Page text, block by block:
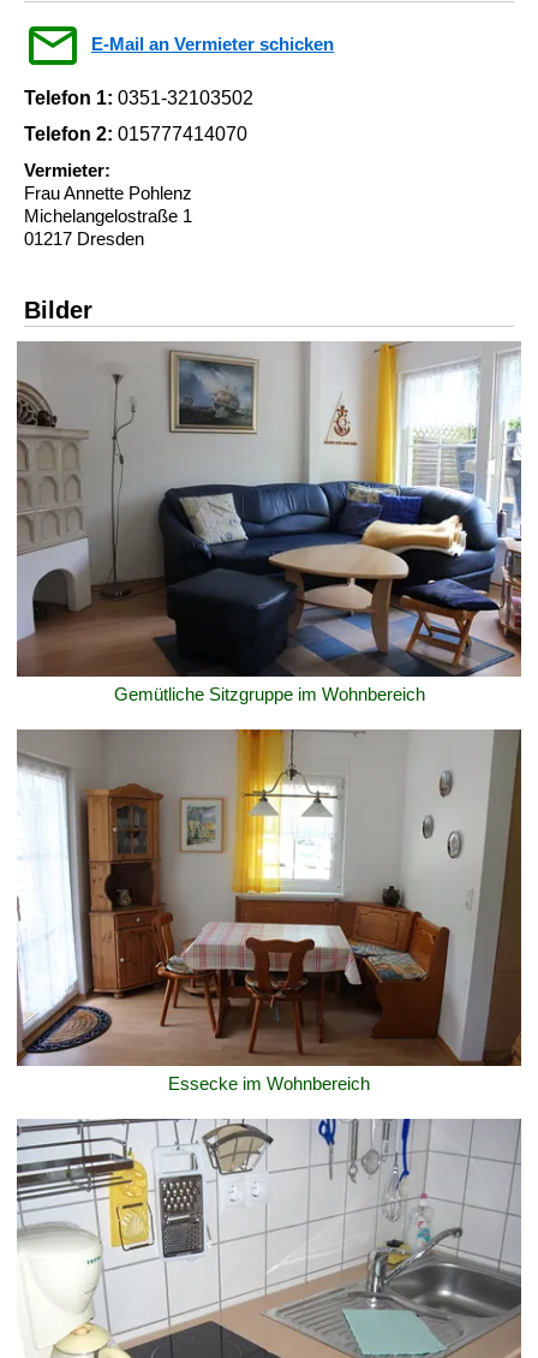
E-Mail an Vermieter schicken
Telefon 1: 0351-32103502
Telefon 2: 015777414070
Vermieter:
Frau Annette Pohlenz
Michelangelostraße 1
01217 Dresden
Bilder
Gemütliche Sitzgruppe im Wohnbereich
Essecke im Wohnbereich